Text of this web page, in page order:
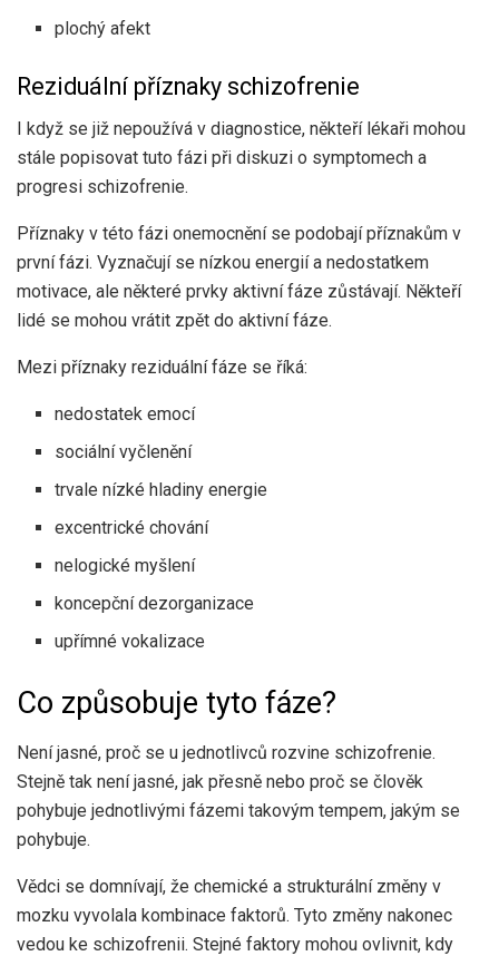
plochý afekt
Reziduální příznaky schizofrenie
I když se již nepoužívá v diagnostice, někteří lékaři mohou
stále popisovat tuto fázi při diskuzi o symptomech a
progresi schizofrenie.
Příznaky v této fázi onemocnění se podobají příznakům v
první fázi. Vyznačují se nízkou energií a nedostatkem
motivace, ale některé prvky aktivní fáze zůstávají. Někteří
lidé se mohou vrátit zpět do aktivní fáze.
Mezi příznaky reziduální fáze se říká:
nedostatek emocí
sociální vyčlenění
trvale nízké hladiny energie
excentrické chování
nelogické myšlení
koncepční dezorganizace
upřímné vokalizace
Co způsobuje tyto fáze?
Není jasné, proč se u jednotlivců rozvine schizofrenie.
Stejně tak není jasné, jak přesně nebo proč se člověk
pohybuje jednotlivými fázemi takovým tempem, jakým se
pohybuje.
Vědci se domnívají, že chemické a strukturální změny v
mozku vyvolala kombinace faktorů. Tyto změny nakonec
vedou ke schizofrenii. Stejné faktory mohou ovlivnit, kdy